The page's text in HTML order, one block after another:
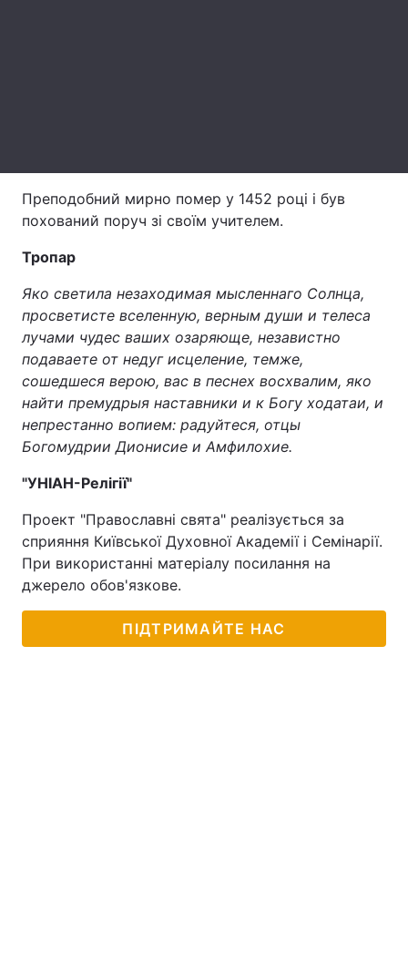
Відео з Youtube Статті
Інтерв'ю
Архів Вакансії
Контакти
Послуги
Тема оформлення
Преподобний мирно помер у 1452 році і був
похований поруч зі своїм учителем.
Тропар
Яко светила незаходимая мысленнаго Солнца,
просветисте вселенную, верным души и телеса
лучами чудес ваших озаряюще, независтно
подаваете от недуг исцеление, темже,
сошедшеся верою, вас в песнех восхвалим, яко
найти премудрыя наставники и к Богу ходатаи, и
непрестанно вопием: радуйтеся, отцы
Богомудрии Дионисие и Амфилохие.
"УНІАН-Релігії"
Проект "Православні свята" реалізується за
сприяння Київської Духовної Академії і Семінарії.
При використанні матеріалу посилання на
джерело обов'язкове.
ПІДТРИМАЙТЕ НАС